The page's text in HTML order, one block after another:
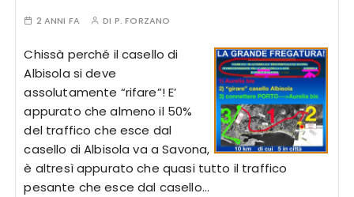
2 ANNI FA DI P. FORZANO
Chissà perché il casello di
Albisola si deve
assolutamente “rifare”! E’
appurato che almeno il 50%
del traffico che esce dal
casello di Albisola va a Savona,
è altresì appurato che quasi tutto il traffico
pesante che esce dal casello…